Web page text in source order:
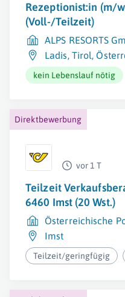
Rezeptionist:in (m/
(Voll-/Teilzeit)
ALPS RESORTS
Ladis, Tirol,
kein Lebenslauf nötig
Direktbewerbung
vor 1 T
Teilzeit
6460 Imst (20 Wst.)
Österreichische
Imst
Teilzeit/geringfügig